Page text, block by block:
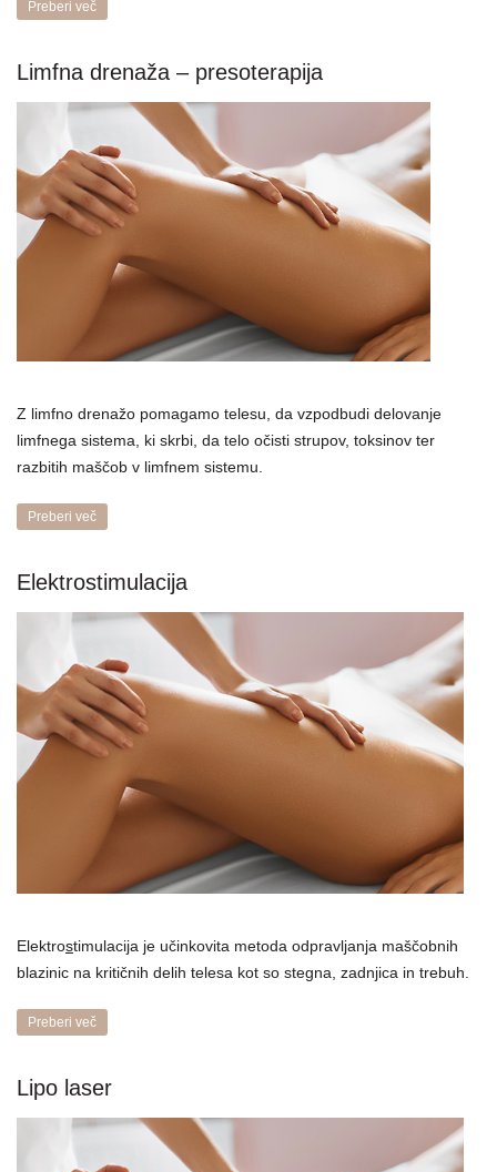
Preberi več
Limfna drenaža – presoterapija
Z limfno drenažo pomagamo telesu, da vzpodbudi delovanje
limfnega sistema, ki skrbi, da telo očisti strupov, toksinov ter
razbitih maščob v limfnem sistemu.
Preberi več
Elektrostimulacija
Elektrostimulacija je učinkovita metoda odpravljanja maščobnih
blazinic na kritičnih delih telesa kot so stegna, zadnjica in trebuh.
Preberi več
Lipo laser